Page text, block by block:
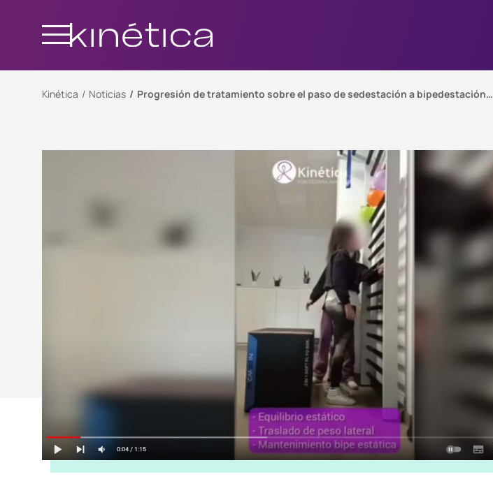
Kinética Noticias Progresión de tratamiento sobre el paso de sedestación a bipedestación…